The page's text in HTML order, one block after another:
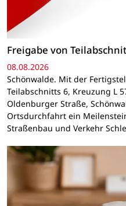
Freigabe von
08.08.2026
Schönwalde. Mit der
Teilabschnitts 6, Kreuzung L
Oldenburger Straße,
Ortsdurchfahrt ein
Straßenbau und Verkehr